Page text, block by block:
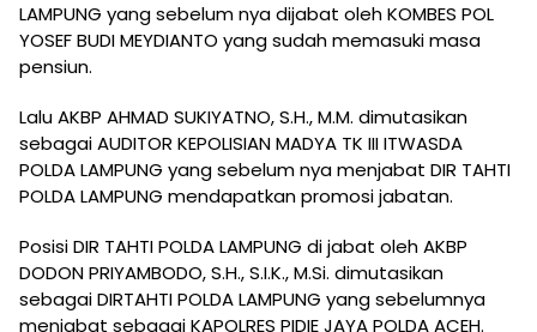
LAMPUNG yang sebelum nya dijabat oleh KOMBES POL
YOSEF BUDI MEYDIANTO yang sudah memasuki masa
pensiun.
Lalu AKBP AHMAD SUKIYATNO, S.H., M.M. dimutasikan
sebagai AUDITOR KEPOLISIAN MADYA TK III ITWASDA
POLDA LAMPUNG yang sebelum nya menjabat DIR TAHTI
POLDA LAMPUNG mendapatkan promosi jabatan.
Posisi DIR TAHTI POLDA LAMPUNG di jabat oleh AKBP
DODON PRIYAMBODO, S.H., S.I.K., M.Si. dimutasikan
sebagai DIRTAHTI POLDA LAMPUNG yang sebelumnya
menjabat sebagai KAPOLRES PIDIE JAYA POLDA ACEH.